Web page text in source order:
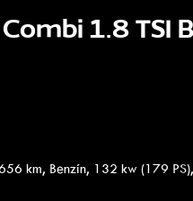
1.8 TSI
km, Benzín, 132 kw (179